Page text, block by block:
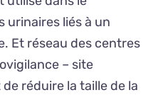
liés à un
Et réseau des centres
– site
réduire la taille de la